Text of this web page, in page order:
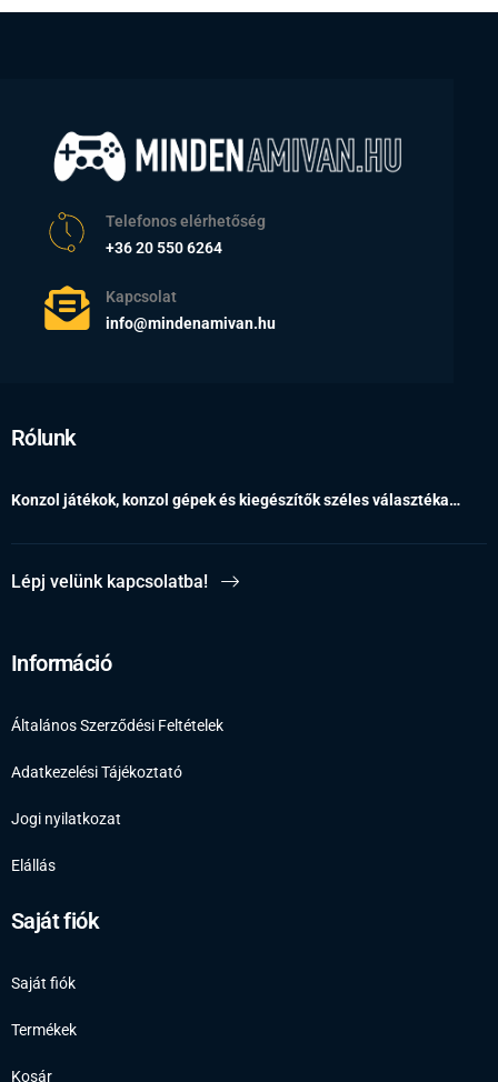
Telefonos elérhetőség
+36 20 550 6264
Kapcsolat
info@mindenamivan.hu
Rólunk
Konzol játékok, konzol gépek és kiegészítők széles választéka…
Lépj velünk kapcsolatba!
Információ
Általános Szerződési Feltételek
Adatkezelési Tájékoztató
Jogi nyilatkozat
Elállás
Saját fiók
Saját fiók
Termékek
Kosár